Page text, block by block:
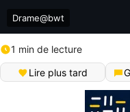
Drame@bwt
1 min de lecture
Lire plus tard